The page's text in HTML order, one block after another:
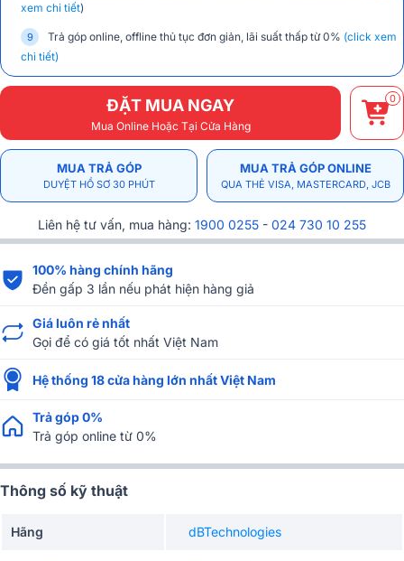
xem chi tiết)
Trả góp online, offline thủ tục đơn giản, lãi suất thấp từ 0% (click xem
chi tiết)
ĐẶT MUA NGAY
Mua Online Hoặc Tại Cửa Hàng
0
MUA TRẢ GÓP
DUYỆT HỒ SƠ 30 PHÚT
MUA TRẢ GÓP ONLINE
QUA THẺ VISA, MASTERCARD, JCB
Liên hệ tư vấn, mua hàng: 1900 0255 - 024 730 10 255
100% hàng chính hãng
Đền gấp 3 lần nếu phát hiện hàng giả
Giá luôn rẻ nhất
Gọi để có giá tốt nhất Việt Nam
Hệ thống 18 cửa hàng lớn nhất Việt Nam
Trả góp 0%
Trả góp online từ 0%
Thông số kỹ thuật
Hãng dBTechnologies